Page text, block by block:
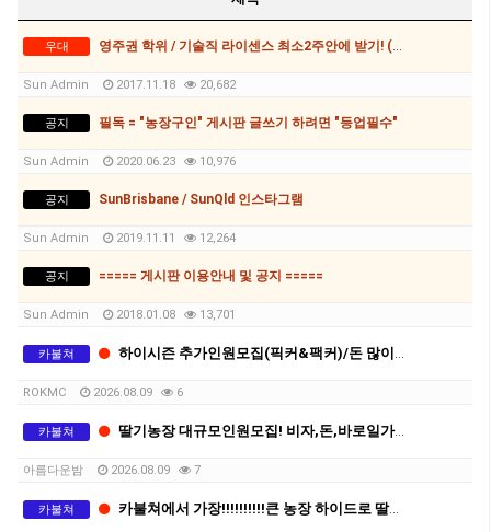
우대 영주권 학위 / 기술직 라이센스 최소2주안에 받기! (요리, 페인팅, 용접, 차일드케어 등등)
Sun Admin 2017.11.18 20,682
공지 필독 = "농장구인" 게시판 글쓰기 하려면 "등업필수"
Sun Admin 2020.06.23 10,976
공지 SunBrisbane / SunQld 인스타그램
Sun Admin 2019.11.11 12,264
공지 ===== 게시판 이용안내 및 공지 =====
Sun Admin 2018.01.08 13,701
카불쳐 하이시즌 추가인원모집(픽커&팩커)/돈 많이 버실분 오세요
ROKMC 2026.08.09 6
카불쳐 딸기농장 대규모인원모집! 비자,돈,바로일가능! 함께하실분!
아름다운밤 2026.08.09 7
카불쳐 카불쳐에서 가장!!!!!!!!!!큰 농장 하이드로 딸기 주 1000불 이상